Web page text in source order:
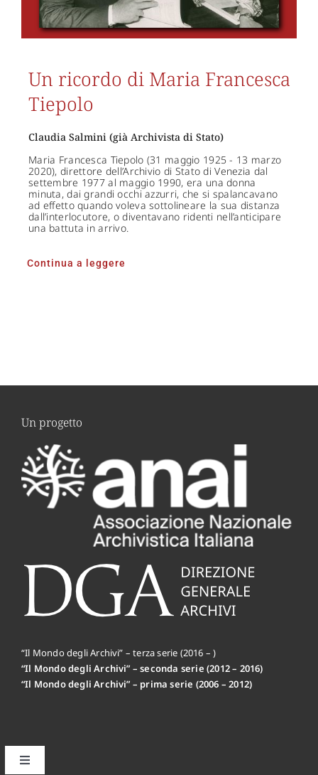
Un ricordo di Maria Francesca
Tiepolo
Claudia Salmini (già Archivista di Stato)
Maria Francesca Tiepolo (31 maggio 1925 - 13 marzo
2020), direttore dell’Archivio di Stato di Venezia dal
settembre 1977 al maggio 1990, era una donna
minuta, dai grandi occhi azzurri, che si spalancavano
ad effetto quando voleva sottolineare la sua distanza
dall’interlocutore, o diventavano ridenti nell’anticipare
una battuta in arrivo.
Continua a leggere
Un progetto
“Il Mondo degli Archivi” – terza serie (2016 – )
“Il Mondo degli Archivi” – seconda serie (2012 – 2016)
“Il Mondo degli Archivi” – prima serie (2006 – 2012)
Toggle